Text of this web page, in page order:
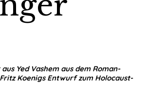
Yed Vashem aus dem Roman-
Koenigs Entwurf zum Holocaust-